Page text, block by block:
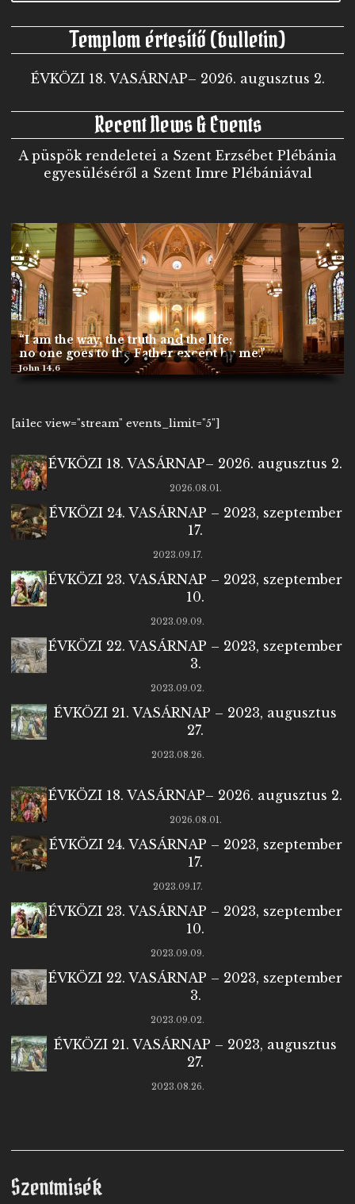
Templom értesítő (bulletin)
ÉVKÖZI 18. VASÁRNAP– 2026. augusztus 2.
Recent News & Events
A püspök rendeletei a Szent Erzsébet Plébánia
egyesüléséről a Szent Imre Plébániával
“I am the way, the truth and the life;
no one goes to the Father except by me.”
John 14,6
[ai1ec view="stream" events_limit="5"]
ÉVKÖZI 18. VASÁRNAP– 2026. augusztus 2.
2026.08.01.
ÉVKÖZI 24. VASÁRNAP – 2023, szeptember
17.
2023.09.17.
ÉVKÖZI 23. VASÁRNAP – 2023, szeptember
10.
2023.09.09.
ÉVKÖZI 22. VASÁRNAP – 2023, szeptember
3.
2023.09.02.
ÉVKÖZI 21. VASÁRNAP – 2023, augusztus
27.
2023.08.26.
ÉVKÖZI 18. VASÁRNAP– 2026. augusztus 2.
2026.08.01.
ÉVKÖZI 24. VASÁRNAP – 2023, szeptember
17.
2023.09.17.
ÉVKÖZI 23. VASÁRNAP – 2023, szeptember
10.
2023.09.09.
ÉVKÖZI 22. VASÁRNAP – 2023, szeptember
3.
2023.09.02.
ÉVKÖZI 21. VASÁRNAP – 2023, augusztus
27.
2023.08.26.
Szentmisék